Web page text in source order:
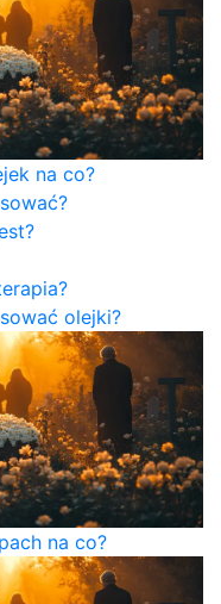
na co?
olejki?
na co?